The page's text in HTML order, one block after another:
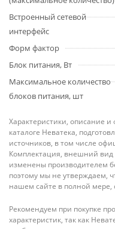
Встроенный сетевой
интерфейс
Форм фактор
Блок питания, Вт
Максимальное количество
блоков питания, шт
Характеристики, описание
каталоге Неватека,
источников, в том числе
Комплектация, внешний вид
изменены производителем
поэтому мы не утверждаем,
нашем сайте в полной мере,
Рекомендуем при покупке
характеристик, так как